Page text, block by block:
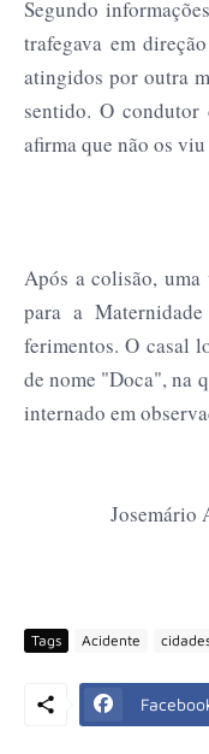
Segundo
trafegava em
atingidos por outra
sentido. O
afirma que não os viu
Após a colisão,
para a
ferimentos. O casal
de nome "Doca", na
internado em
Josemário
Tags Acidente